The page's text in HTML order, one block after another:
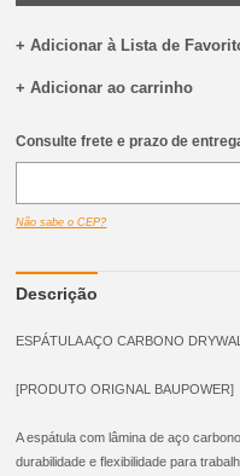
+ Adicionar à Lista de
+ Adicionar ao carrinho
Consulte frete e prazo de
Não sabe o CEP?
Descrição
ESPÁTULA AÇO CARBONO
[PRODUTO ORIGNAL BAUPOWER]
A espátula com lâmina de aço
durabilidade e flexibilidade para